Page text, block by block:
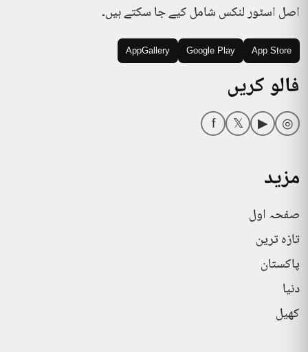
اصل اسٹور لنکس شامل کیے جا سکتے ہیں۔
App Store
Google Play
AppGallery
فالو کریں
◎
▶
𝕏
f
مزید
صفحہ اول
تازہ ترین
پاکستان
دنیا
کھیل